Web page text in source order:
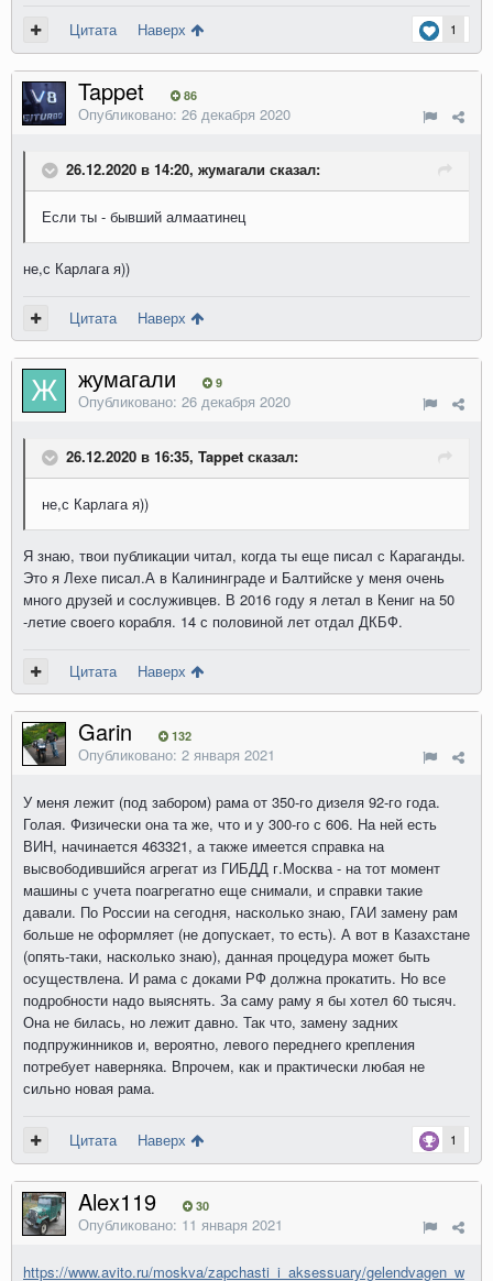
1
Цитата Наверх
Tappet 86
Опубликовано: 26 декабря 2020
26.12.2020 в 14:20, жумагали сказал:
Если ты - бывший алмаатинец
не,с Карлага я))
Цитата Наверх
жумагали 9
Опубликовано: 26 декабря 2020
26.12.2020 в 16:35, Tappet сказал:
не,с Карлага я))
Я знаю, твои публикации читал, когда ты еще писал с Караганды.
Это я Лехе писал.А в Калининграде и Балтийске у меня очень
много друзей и сослуживцев. В 2016 году я летал в Кениг на 50
-летие своего корабля. 14 с половиной лет отдал ДКБФ.
Цитата Наверх
Garin 132
Опубликовано: 2 января 2021
У меня лежит (под забором) рама от 350-го дизеля 92-го года.
Голая. Физически она та же, что и у 300-го с 606. На ней есть
ВИН, начинается 463321, а также имеется справка на
высвободившийся агрегат из ГИБДД г.Москва - на тот момент
машины с учета поагрегатно еще снимали, и справки такие
давали. По России на сегодня, насколько знаю, ГАИ замену рам
больше не оформляет (не допускает, то есть). А вот в Казахстане
(опять-таки, насколько знаю), данная процедура может быть
осуществлена. И рама с доками РФ должна прокатить. Но все
подробности надо выяснять. За саму раму я бы хотел 60 тысяч.
Она не билась, но лежит давно. Так что, замену задних
подпружинников и, вероятно, левого переднего крепления
потребует наверняка. Впрочем, как и практически любая не
сильно новая рама.
1
Цитата Наверх
Alex119 30
Опубликовано: 11 января 2021
https://www.avito.ru/moskva/zapchasti_i_aksessuary/gelendvagen_w